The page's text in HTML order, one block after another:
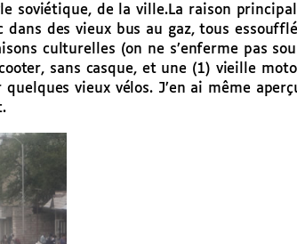
soviétique, de la ville.La raison
dans des vieux bus au gaz, tous
culturelles (on ne s’enferme pas
sans casque, et une (1) vieille
vieux vélos. J’en ai même